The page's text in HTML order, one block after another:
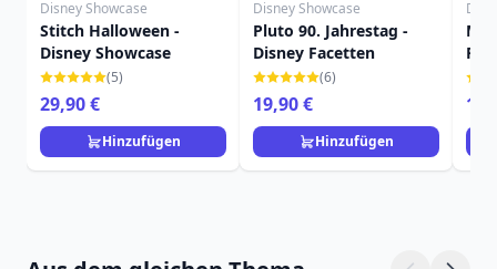
Disney Showcase
Stitch Halloween -
Disney Showcase
(5)
29,90 €
Hinzufügen
Disney Showcase
Pluto 90. Jahrestag -
Disney Facetten
(6)
19,90 €
Hinzufügen